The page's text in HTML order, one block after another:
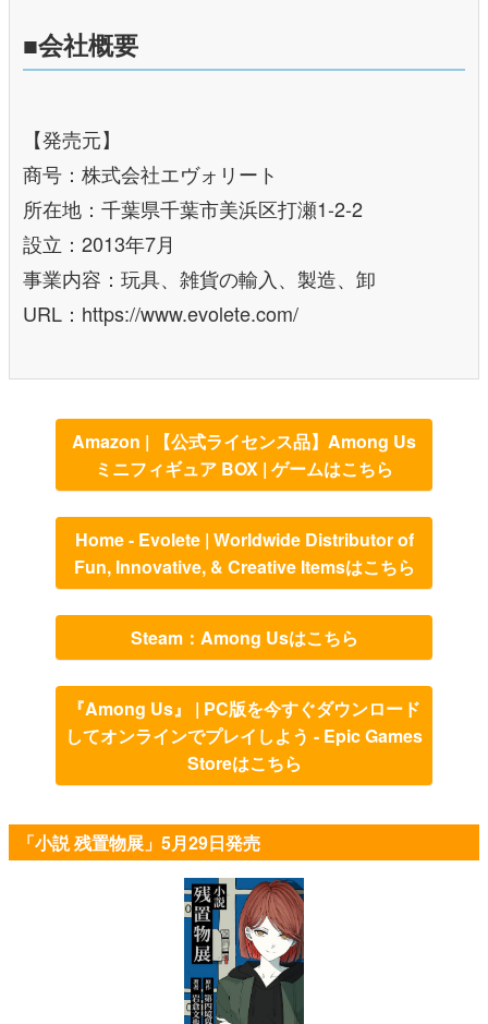
■会社概要
【発売元】
商号：株式会社エヴォリート
所在地：千葉県千葉市美浜区打瀬1-2-2
設立：2013年7月
事業内容：玩具、雑貨の輸入、製造、卸
URL：https://www.evolete.com/
Amazon | 【公式ライセンス品】Among Us
ミニフィギュア BOX | ゲームはこちら
Home - Evolete | Worldwide Distributor of
Fun, Innovative, & Creative Itemsはこちら
Steam：Among Usはこちら
『Among Us』 | PC版を今すぐダウンロード
してオンラインでプレイしよう - Epic Games
Storeはこちら
「小説 残置物展」5月29日発売